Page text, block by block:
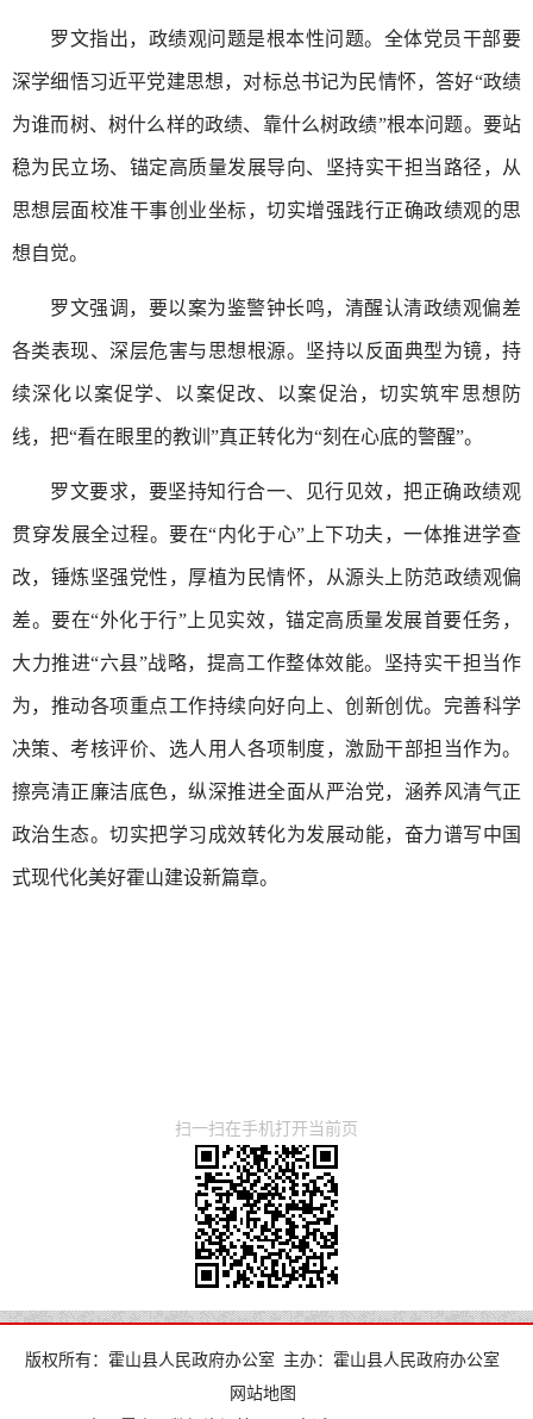
罗文指出，政绩观问题是根本性问题。全体党员干部要
深学细悟习近平党建思想，对标总书记为民情怀，答好“政绩
为谁而树、树什么样的政绩、靠什么树政绩”根本问题。要站
稳为民立场、锚定高质量发展导向、坚持实干担当路径，从
思想层面校准干事创业坐标，切实增强践行正确政绩观的思
想自觉。
罗文强调，要以案为鉴警钟长鸣，清醒认清政绩观偏差
各类表现、深层危害与思想根源。坚持以反面典型为镜，持
续深化以案促学、以案促改、以案促治，切实筑牢思想防
线，把“看在眼里的教训”真正转化为“刻在心底的警醒”。
罗文要求，要坚持知行合一、见行见效，把正确政绩观
贯穿发展全过程。要在“内化于心”上下功夫，一体推进学查
改，锤炼坚强党性，厚植为民情怀，从源头上防范政绩观偏
差。要在“外化于行”上见实效，锚定高质量发展首要任务，
大力推进“六县”战略，提高工作整体效能。坚持实干担当作
为，推动各项重点工作持续向好向上、创新创优。完善科学
决策、考核评价、选人用人各项制度，激励干部担当作为。
擦亮清正廉洁底色，纵深推进全面从严治党，涵养风清气正
政治生态。切实把学习成效转化为发展动能，奋力谱写中国
式现代化美好霍山建设新篇章。
扫一扫在手机打开当前页
版权所有：霍山县人民政府办公室 主办：霍山县人民政府办公室
网站地图